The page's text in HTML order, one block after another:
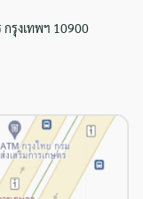
รุงเทพฯ 10900